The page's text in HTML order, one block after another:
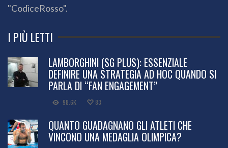
"CodiceRosso".
I PIÙ LETTI
LAMBORGHINI (SG PLUS): ESSENZIALE
DEFINIRE UNA STRATEGIA AD HOC QUANDO SI
PARLA DI “FAN ENGAGEMENT”
98.6K 83
QUANTO GUADAGNANO GLI ATLETI CHE
VINCONO UNA MEDAGLIA OLIMPICA?